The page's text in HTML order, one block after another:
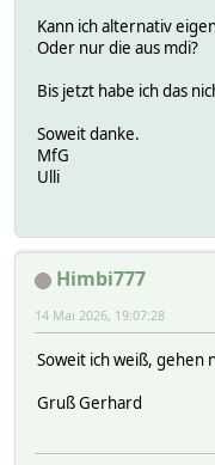
Kann ich alternativ
Oder nur die aus mdi?
Bis jetzt habe ich das
Soweit danke.
MfG
Ulli
Himbi777
14 Mai 2026, 19:07:28
Soweit ich weiß, gehen
Gruß Gerhard